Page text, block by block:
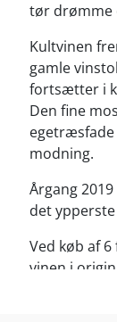
tør drømme
Kultvinen
gamle
fortsætter i
Den fine
egetræsfade
modning.
Årgang
det
Ved køb af
vinen i